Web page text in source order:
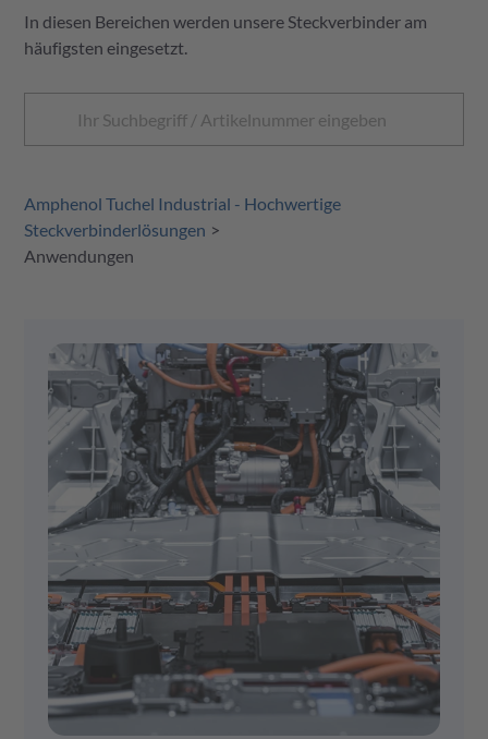
In diesen Bereichen werden unsere Steckverbinder am
häufigsten eingesetzt.
Amphenol Tuchel Industrial - Hochwertige
Steckverbinderlösungen
Anwendungen